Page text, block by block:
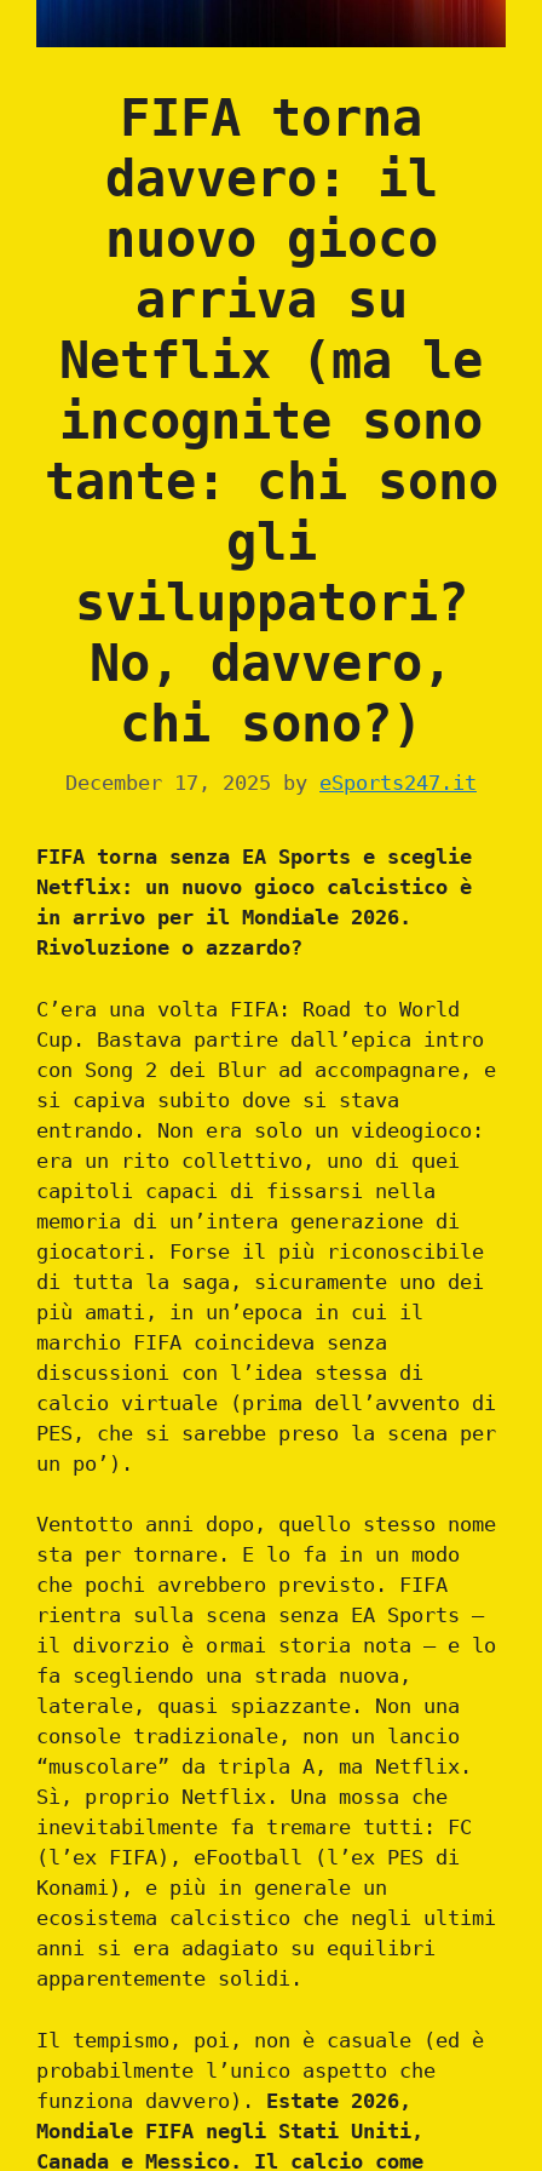
FIFA torna
davvero: il
nuovo gioco
arriva su
Netflix (ma le
incognite sono
tante: chi sono
gli
sviluppatori?
No, davvero,
chi sono?)
December 17, 2025 by eSports247.it
FIFA torna senza EA Sports e sceglie
Netflix: un nuovo gioco calcistico è
in arrivo per il Mondiale 2026.
Rivoluzione o azzardo?
C’era una volta FIFA: Road to World
Cup. Bastava partire dall’epica intro
con Song 2 dei Blur ad accompagnare, e
si capiva subito dove si stava
entrando. Non era solo un videogioco:
era un rito collettivo, uno di quei
capitoli capaci di fissarsi nella
memoria di un’intera generazione di
giocatori. Forse il più riconoscibile
di tutta la saga, sicuramente uno dei
più amati, in un’epoca in cui il
marchio FIFA coincideva senza
discussioni con l’idea stessa di
calcio virtuale (prima dell’avvento di
PES, che si sarebbe preso la scena per
un po’).
Ventotto anni dopo, quello stesso nome
sta per tornare. E lo fa in un modo
che pochi avrebbero previsto. FIFA
rientra sulla scena senza EA Sports —
il divorzio è ormai storia nota — e lo
fa scegliendo una strada nuova,
laterale, quasi spiazzante. Non una
console tradizionale, non un lancio
“muscolare” da tripla A, ma Netflix.
Sì, proprio Netflix. Una mossa che
inevitabilmente fa tremare tutti: FC
(l’ex FIFA), eFootball (l’ex PES di
Konami), e più in generale un
ecosistema calcistico che negli ultimi
anni si era adagiato su equilibri
apparentemente solidi.
Il tempismo, poi, non è casuale (ed è
probabilmente l’unico aspetto che
funziona davvero).
Estate 2026,
Mondiale FIFA negli Stati Uniti,
Canada e Messico. Il calcio come